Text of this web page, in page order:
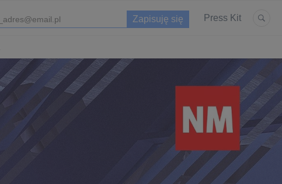
Press Kit